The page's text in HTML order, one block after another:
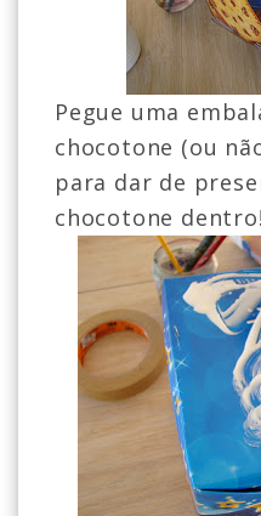
Pegue uma
chocotone (ou
para dar de
chocotone